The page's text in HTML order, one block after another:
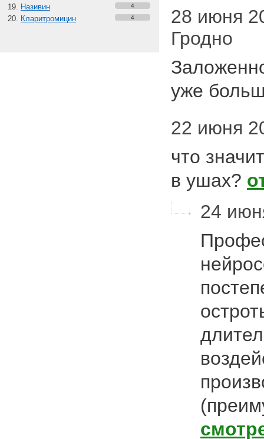
Називин 4
Кларитромицин 4
28 июня
Гродно
уже
22 июня
что
в ушах?
24